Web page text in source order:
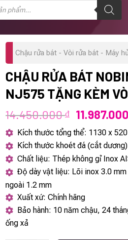
Chậu rửa bát - Vòi rửa bát - Máy
CHẬU RỬA BÁT
NJ575 TẶNG KÈM
14.450.000₫
Giá
gốc
là:
11.987.000
Kích thước tổng thể: 1130 x
Kích thước khoét đá (cắt
Chất liệu: Thép không gỉ Inox
Độ dày vật liệu: Lõi inox 3.0
ngoài 1.2 mm
Xuất xứ: Chính hãng
Bảo hành: 10 năm chậu, 24
ống xả